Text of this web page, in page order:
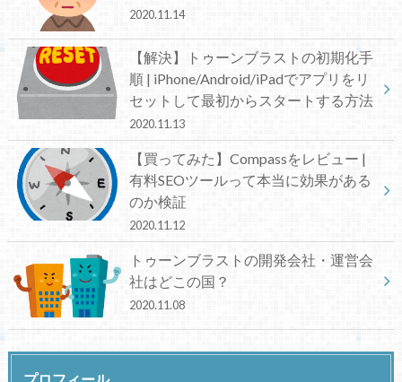
2020.11.14
【解決】トゥーンブラストの初期化手
順 | iPhone/Android/iPadでアプリをリ
セットして最初からスタートする方法
2020.11.13
【買ってみた】Compassをレビュー |
有料SEOツールって本当に効果がある
のか検証
2020.11.12
トゥーンブラストの開発会社・運営会
社はどこの国？
2020.11.08